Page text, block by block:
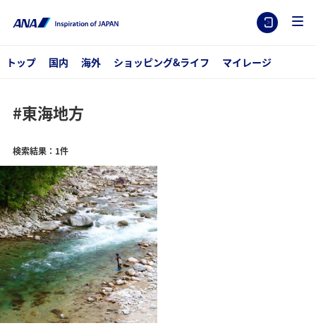
トップ 国内 海外 ショッピング&ライフ マイレージ
#東海地方
検索結果：1件